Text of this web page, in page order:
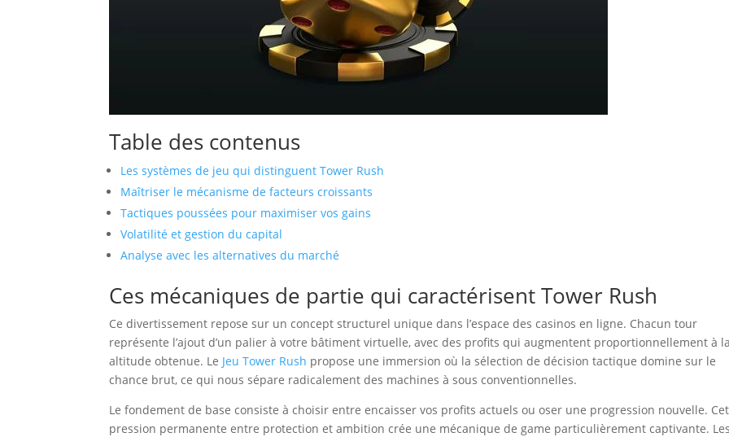
Table des contenus
Les systèmes de jeu qui distinguent Tower Rush
Maîtriser le mécanisme de facteurs croissants
Tactiques poussées pour maximiser vos gains
Volatilité et gestion du capital
Analyse avec les alternatives du marché
Ces mécaniques de partie qui caractérisent Tower Rush
Ce divertissement repose sur un concept structurel unique dans l’espace des casinos en ligne. Chacun tour
représente l’ajout d’un palier à votre bâtiment virtuelle, avec des profits qui augmentent proportionnellement à la
altitude obtenue. Le Jeu Tower Rush propose une immersion où la sélection de décision tactique domine sur le
chance brut, ce qui nous sépare radicalement des machines à sous conventionnelles.
Le fondement de base consiste à choisir entre encaisser vos profits actuels ou oser une progression nouvelle.
pression permanente entre protection et ambition crée une mécanique de game particulièrement captivante. Les